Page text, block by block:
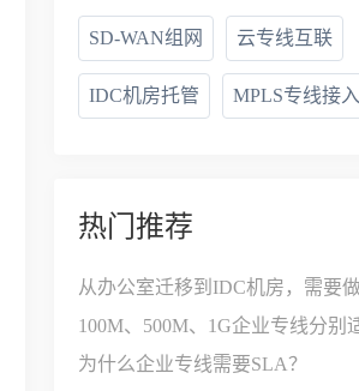
SD-WAN组网 云专线互联
IDC机房托管 MPLS专线接入
热门推荐
为什么企业专线需要SLA？